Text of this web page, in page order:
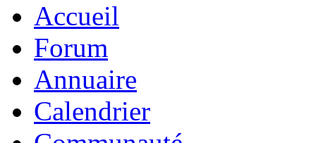
Accueil
Forum
Annuaire
Calendrier